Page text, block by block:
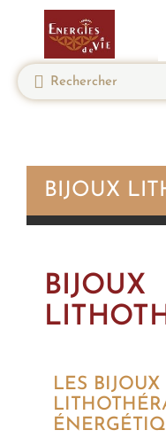
BIJOUX
BIJOUX
LES BIJOUX